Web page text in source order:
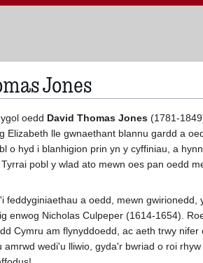
Jones
oedd David Thomas Jones (1781-
Elizabeth lle gwnaethant blannu gardd a
o hyd i blanhigion prin yn y cyffiniau, a
pobl y wlad ato mewn oes pan oedd
feddyginiaethau a oedd, mewn gwirionedd,
enwog Nicholas Culpeper (1614-1654).
Cymru am flynyddoedd, ac aeth trwy
amrwd wedi'u lliwio, gyda'r bwriad o roi